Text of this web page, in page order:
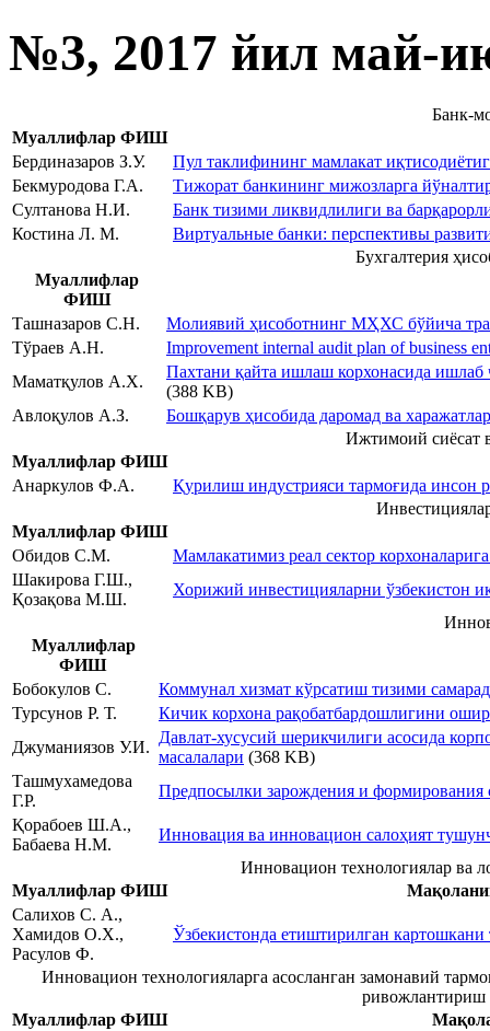
№3, 2017 йил май-
Банк-
Муаллифлар ФИШ
Бердиназаров З.У.
Пул таклифининг мамлакат
Бекмуродова Г.А.
Тижорат банкининг мижозларга
Султанова Н.И.
Банк тизими ликвидлилиги ва
Костина Л. М.
Виртуальные банки: перспективы
Бухгалтерия
Муаллифлар
ФИШ
Ташназаров С.Н.
Молиявий ҳисоботнинг МҲХС бўйича
Тўраев А.Н.
Improvement internal audit plan of business
Маматқулов А.Х.
Пахтани қайта ишлаш корхонасида
(388 KB)
Авлоқулов А.З.
Бошқарув ҳисобида даромад ва
Ижтимоий сиёсат
Муаллифлар ФИШ
Анаркулов Ф.А.
Қурилиш индустрияси тармоғида инсон
Муаллифлар ФИШ
Обидов С.М.
Мамлакатимиз реал сектор
Шакирова Г.Ш.,
Қозақова М.Ш.
Хорижий инвестицияларни ўзбекистон
Муаллифлар
ФИШ
Бобокулов С.
Коммунал хизмат кўрсатиш тизими
Турсунов Р. Т.
Кичик корхона рақобатбардошлигини
Джуманиязов У.И.
Давлат-хусусий шерикчилиги асосида
масалалари (368 KB)
Ташмухамедова
Г.Р.
Предпосылки зарождения и формирования
Қорабоев Ш.А.,
Бабаева Н.М.
Инновация ва инновацион салоҳият
Инновацион технологиялар ва
Муаллифлар ФИШ
Салихов С. А.,
Хамидов О.Х.,
Расулов Ф.
Ўзбекистонда етиштирилган
Инновацион технологияларга асосланган замонавий
ривожлантириш
Муаллифлар ФИШ